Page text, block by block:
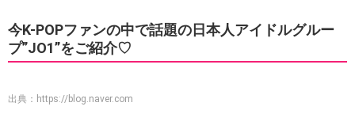
今K-POPファンの中で話題の日本人アイドルグルー
プ”JO1”をご紹介♡
出典： https://blog.naver.com